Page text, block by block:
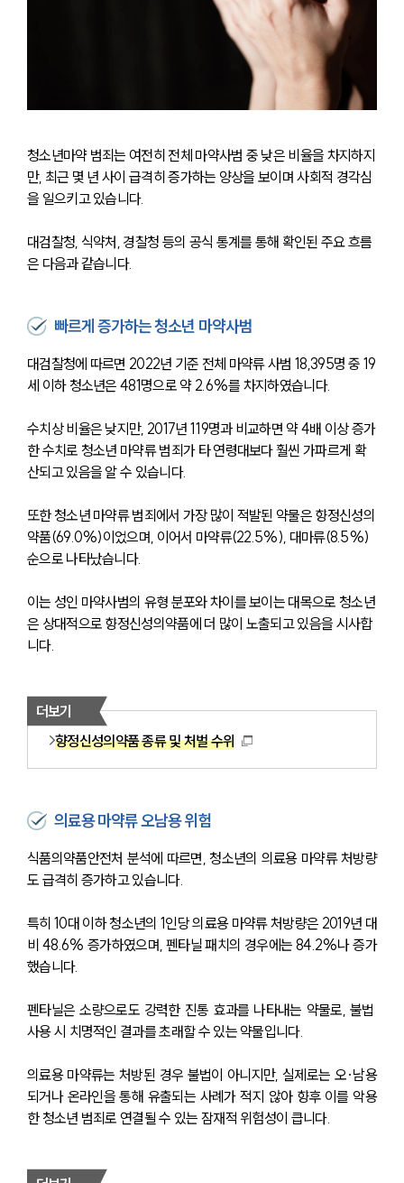
청소년마약 범죄는 여전히 전체 마약사범 중 낮은 비율을 차지하지
만, 최근 몇 년 사이 급격히 증가하는 양상을 보이며 사회적 경각심
을 일으키고 있습니다.
대검찰청, 식약처, 경찰청 등의 공식 통계를 통해 확인된 주요 흐름
은 다음과 같습니다.
빠르게 증가하는 청소년 마약사범
대검찰청에 따르면 2022년 기준 전체 마약류 사범 18,395명 중 19
세 이하 청소년은 481명으로 약 2.6%를 차지하였습니다.
수치상 비율은 낮지만, 2017년 119명과 비교하면 약 4배 이상 증가
한 수치로 청소년 마약류 범죄가 타 연령대보다 훨씬 가파르게 확
산되고 있음을 알 수 있습니다.
또한 청소년 마약류 범죄에서 가장 많이 적발된 약물은 향정신성의
약품(69.0%)이었으며, 이어서 마약류(22.5%), 대마류(8.5%)
순으로 나타났습니다.
이는 성인 마약사범의 유형 분포와 차이를 보이는 대목으로 청소년
은 상대적으로 향정신성의약품에 더 많이 노출되고 있음을 시사합
니다.
더보기
향정신성의약품 종류 및 처벌 수위
의료용 마약류 오남용 위험
식품의약품안전처 분석에 따르면, 청소년의 의료용 마약류 처방량
도 급격히 증가하고 있습니다.
특히 10대 이하 청소년의 1인당 의료용 마약류 처방량은 2019년 대
비 48.6% 증가하였으며, 펜타닐 패치의 경우에는 84.2%나 증가
했습니다.
펜타닐은 소량으로도 강력한 진통 효과를 나타내는 약물로, 불법
사용 시 치명적인 결과를 초래할 수 있는 약물입니다.
의료용 마약류는 처방된 경우 불법이 아니지만, 실제로는 오·남용
되거나 온라인을 통해 유출되는 사례가 적지 않아 향후 이를 악용
한 청소년 범죄로 연결될 수 있는 잠재적 위험성이 큽니다.